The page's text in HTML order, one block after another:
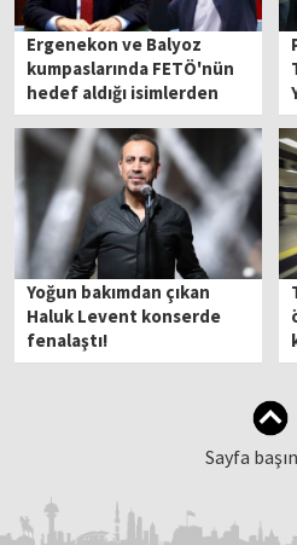
Ergenekon ve Balyoz
kumpaslarında FETÖ'nün
hedef aldığı isimlerden
Özgür Özel'e destek
Yoğun bakımdan çıkan
Haluk Levent konserde
fenalaştı!
Sayfa